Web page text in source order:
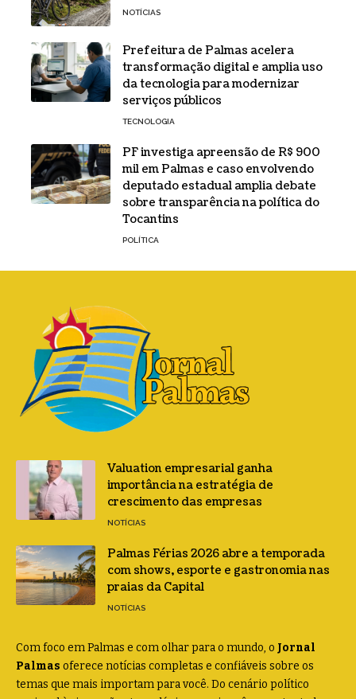
NOTÍCIAS
Prefeitura de Palmas acelera
transformação digital e amplia uso
da tecnologia para modernizar
serviços públicos
TECNOLOGIA
PF investiga apreensão de R$ 900
mil em Palmas e caso envolvendo
deputado estadual amplia debate
sobre transparência na política do
Tocantins
POLÍTICA
Valuation empresarial ganha
importância na estratégia de
crescimento das empresas
NOTÍCIAS
Palmas Férias 2026 abre a temporada
com shows, esporte e gastronomia nas
praias da Capital
NOTÍCIAS
Com foco em Palmas e com olhar para o mundo, o Jornal
Palmas oferece notícias completas e confiáveis sobre os
temas que mais importam para você. Do cenário político